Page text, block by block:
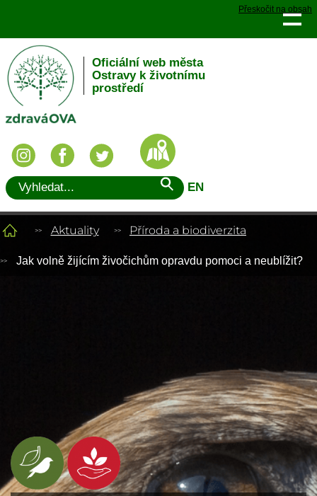
Přeskočit na obsah
Oficiální web města
Ostravy k životnímu
prostředí
EN
Aktuality Příroda a biodiverzita
Jak volně žijícím živočichům opravdu pomoci a neublížit?